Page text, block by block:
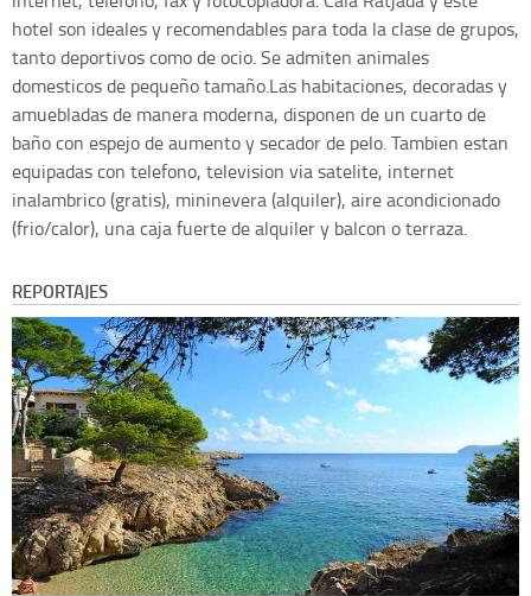
hotel son ideales y recomendables para toda la clase de grupos,
tanto deportivos como de ocio. Se admiten animales
domesticos de pequeño tamaño.Las habitaciones, decoradas y
amuebladas de manera moderna, disponen de un cuarto de
baño con espejo de aumento y secador de pelo. Tambien estan
equipadas con telefono, television via satelite, internet
inalambrico (gratis), mininevera (alquiler), aire acondicionado
(frio/calor), una caja fuerte de alquiler y balcon o terraza.
REPORTAJES